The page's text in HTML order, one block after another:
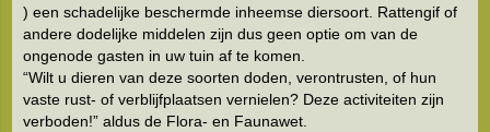
) een schadelijke beschermde inheemse diersoort. Rattengif of
andere dodelijke middelen zijn dus geen optie om van de
ongenode gasten in uw tuin af te komen.
“Wilt u dieren van deze soorten doden, verontrusten, of hun
vaste rust- of verblijfplaatsen vernielen? Deze activiteiten zijn
verboden!” aldus de Flora- en Faunawet.